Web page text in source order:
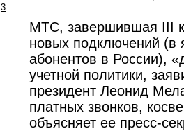
3
МТС, завершившая III
новых подключений (в
абонентов в России),
учетной политики,
президент Леонид
платных звонков,
объясняет ее пресс-